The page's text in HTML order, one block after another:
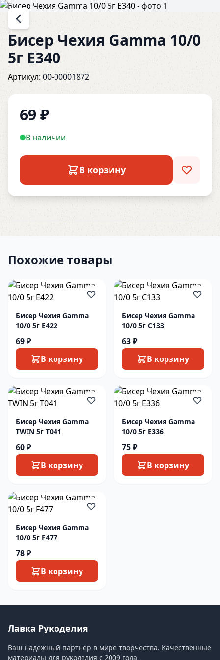
Бисер Чехия Gamma 10/0
5г E340
Артикул: 00-00001872
69 ₽
В наличии
В корзину
Похожие товары
Бисер Чехия Gamma
10/0 5г E422
69 ₽
В корзину
Бисер Чехия Gamma
10/0 5г C133
63 ₽
В корзину
Бисер Чехия Gamma
TWIN 5г T041
60 ₽
В корзину
Бисер Чехия Gamma
10/0 5г E336
75 ₽
В корзину
Бисер Чехия Gamma
10/0 5г F477
78 ₽
В корзину
Лавка Рукоделия
Ваш надежный партнер в мире творчества. Качественные
материалы для рукоделия с 2009 года.